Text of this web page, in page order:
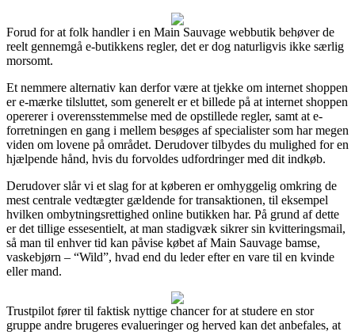
Forud for at folk handler i en Main Sauvage webbutik behøver de
reelt gennemgå e-butikkens regler, det er dog naturligvis ikke særlig
morsomt.
Et nemmere alternativ kan derfor være at tjekke om internet shoppen
er e-mærke tilsluttet, som generelt er et billede på at internet shoppen
opererer i overensstemmelse med de opstillede regler, samt at e-
forretningen en gang i mellem besøges af specialister som har megen
viden om lovene på området. Derudover tilbydes du mulighed for en
hjælpende hånd, hvis du forvoldes udfordringer med dit indkøb.
Derudover slår vi et slag for at køberen er omhyggelig omkring de
mest centrale vedtægter gældende for transaktionen, til eksempel
hvilken ombytningsrettighed online butikken har. På grund af dette
er det tillige essesentielt, at man stadigvæk sikrer sin kvitteringsmail,
så man til enhver tid kan påvise købet af Main Sauvage bamse,
vaskebjørn – “Wild”, hvad end du leder efter en vare til en kvinde
eller mand.
Trustpilot fører til faktisk nyttige chancer for at studere en stor
gruppe andre brugeres evalueringer og herved kan det anbefales, at